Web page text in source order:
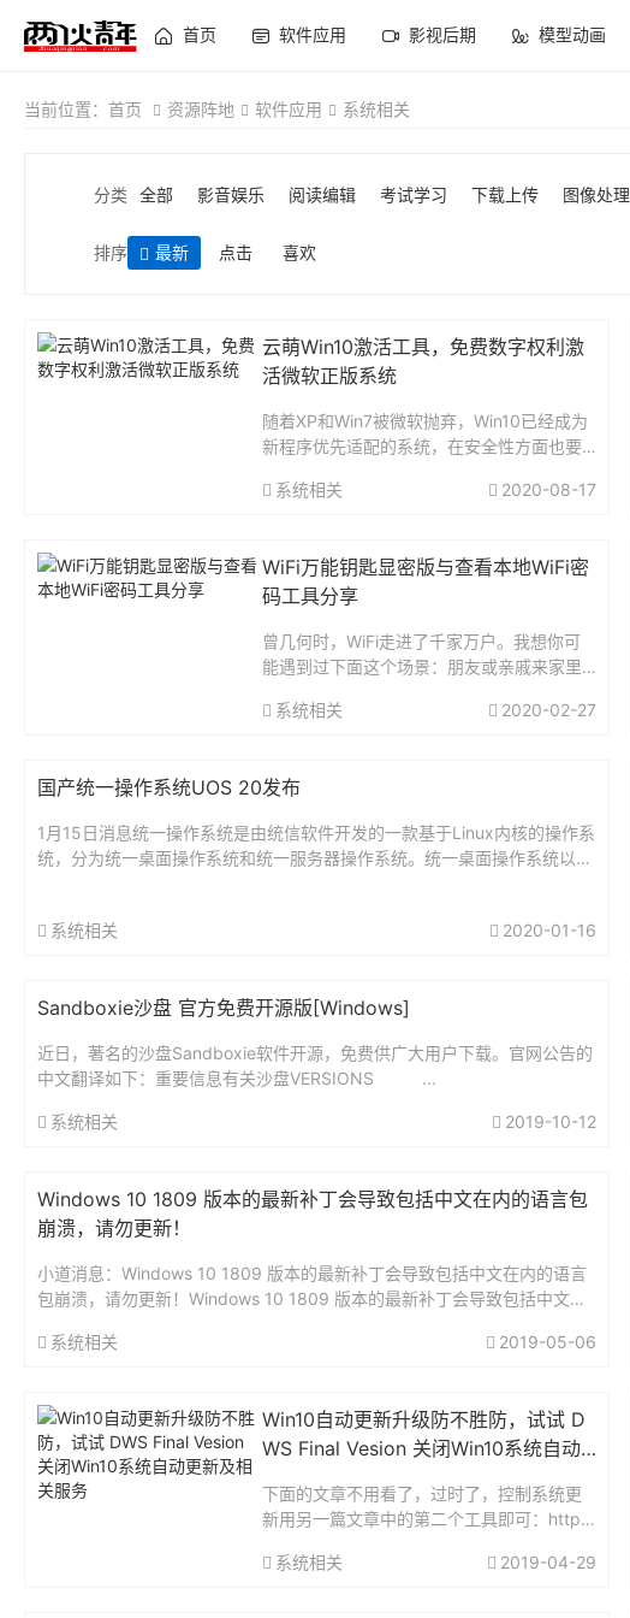
首页 软件应用 影视后期 模型动画
当前位置： 首页 资源阵地 软件应用 系统相关
分类 全部 影音娱乐 阅读编辑 考试学习 下载上传 图像处理
排序 最新 点击 喜欢
云萌Win10激活工具，免费数字权利激
活微软正版系统
随着XP和Win7被微软抛弃，Win10已经成为
新程序优先适配的系统，在安全性方面也要
配。最近热议的张玉环，在入狱前还在使用B
系统相关 2020-08-17
WiFi万能钥匙显密版与查看本地WiFi密
码工具分享
曾几何时，WiFi走进了千家万户。我想你可
能遇到过下面这个场景：朋友或亲戚来家里
视频。你随口问了一句：你用流量玩游戏/看
系统相关 2020-02-27
国产统一操作系统UOS 20发布
1月15日消息统一操作系统是由统信软件开发的一款基于Linux内核的操作系
统，分为统一桌面操作系统和统一服务器操作系统。统一桌面操作系统以桌
系统相关 2020-01-16
Sandboxie沙盘 官方免费开源版[Windows]
近日，著名的沙盘Sandboxie软件开源，免费供广大用户下载。官网公告的
中文翻译如下：重要信息有关沙盘VERSIONS ...
系统相关 2019-10-12
Windows 10 1809 版本的最新补丁会导致包括中文在内的语言包
崩溃，请勿更新！
小道消息：Windows 10 1809 版本的最新补丁会导致包括中文在内的语言
包崩溃，请勿更新！Windows 10 1809 版本的最新补丁会导致包括中文在
系统相关
2019-05-06
Win10自动更新升级防不胜防，试试 D
WS Final Vesion 关闭Win10系统自动
下面的文章不用看了，过时了，控制系统更
新用另一篇文章中的第二个工具即可：http
的兼容性和强制更新的行为经常被人诟病。
系统相关 2019-04-29